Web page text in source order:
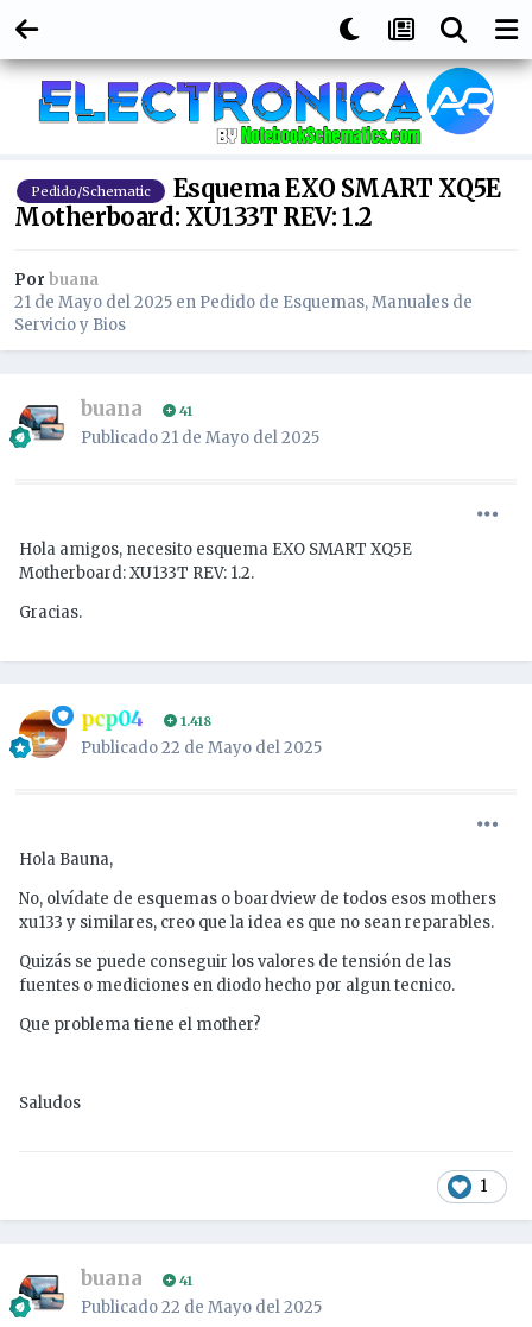
Pedido/Schematic
Esquema EXO SMART XQ5E
Motherboard: XU133T REV: 1.2
Por buana
21 de Mayo del 2025 en Pedido de Esquemas, Manuales de
Servicio y Bios
buana 41
Publicado21 de Mayo del 2025
Hola amigos, necesito esquema EXO SMART XQ5E
Motherboard: XU133T REV: 1.2.
Gracias.
pcp04 1.418
Publicado22 de Mayo del 2025
Hola Bauna,
No, olvídate de esquemas o boardview de todos esos mothers
xu133 y similares, creo que la idea es que no sean reparables.
Quizás se puede conseguir los valores de tensión de las
fuentes o mediciones en diodo hecho por algun tecnico.
Que problema tiene el mother?
Saludos
1
buana 41
Publicado22 de Mayo del 2025